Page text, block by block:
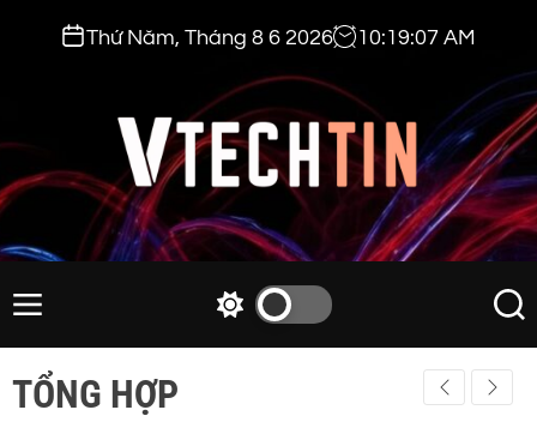
t
o
c
o
e
Thứ Năm, Tháng 8 6 2026 10:19:08 AM
v
c
h
t
M
e
w
S
e
a
r
TỔNG HỢP